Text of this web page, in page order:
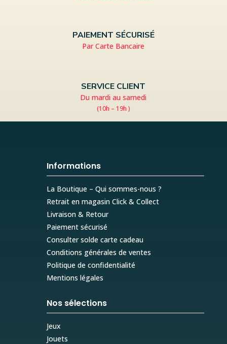
PAIEMENT SÉCURISÉ
Par Carte Bancaire
SERVICE CLIENT
Du mardi au samedi
(10h – 19h )
Informations
La Boutique – Qui sommes-nous ?
Retrait en magasin Click & Collect
Livraison & Retour
Paiement sécurisé
Consulter solde carte cadeau
Conditions générales de ventes
Politique de confidentialité
Mentions légales
Nos sélections
Jeux
Jouets